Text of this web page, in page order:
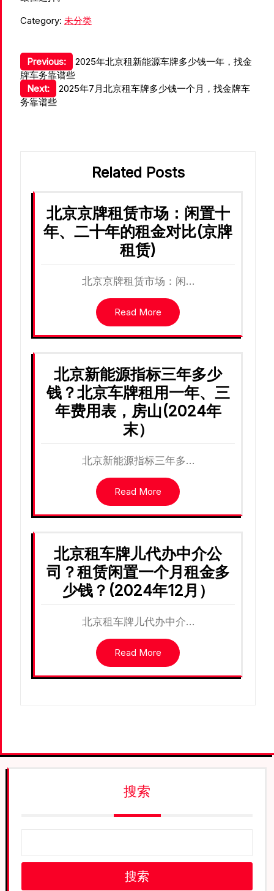
Category: 未分类
文
章
导
Previous:
2025年北京租新能源车牌多少钱一年，找金
牌车务靠谱些
Next:
2025年7月北京租车牌多少钱一个月，找金牌车
务靠谱些
Related Posts
北京京牌租赁市场：闲置十
年、二十年的租金对比(京牌
租赁)
北京京牌租赁市场：闲…
Read More
北京新能源指标三年多少
钱？北京车牌租用一年、三
年费用表，房山(2024年
末）
北京新能源指标三年多…
Read More
北京租车牌儿代办中介公
司？租赁闲置一个月租金多
少钱？(2024年12月）
北京租车牌儿代办中介…
Read More
搜索
搜索